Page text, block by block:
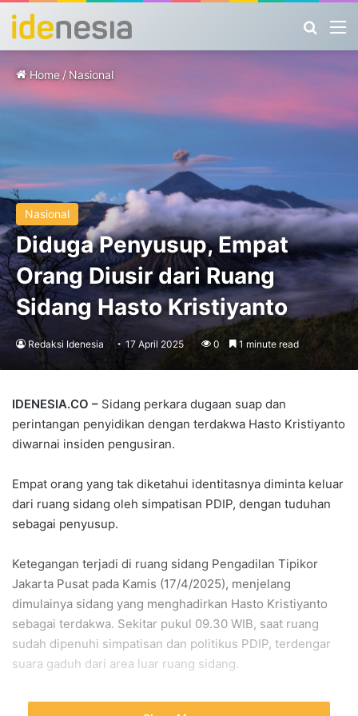
Home / Nasional
Nasional
Diduga Penyusup, Empat
Orang Diusir dari Ruang
Sidang Hasto Kristiyanto
Redaksi Idenesia 17 April 2025 0 1 minute read
IDENESIA.CO – Sidang perkara dugaan suap dan
perintangan penyidikan dengan terdakwa Hasto Kristiyanto
diwarnai insiden pengusiran.
Empat orang yang tak diketahui identitasnya diminta keluar
dari ruang sidang oleh simpatisan PDIP, dengan tuduhan
sebagai penyusup.
Ketegangan terjadi di ruang sidang Pengadilan Tipikor
Jakarta Pusat pada Kamis (17/4/2025), menjelang
dimulainya sidang yang menghadirkan Hasto Kristiyanto
sebagai terdakwa. Sekitar pukul 09.30 WIB, saat ruang
sudah dipenuhi simpatisan dan politikus PDIP, terdengar
suara gaduh dari area luar ruang sidang.
Sejumlah pendukung Hasto, termasuk politikus PDIP